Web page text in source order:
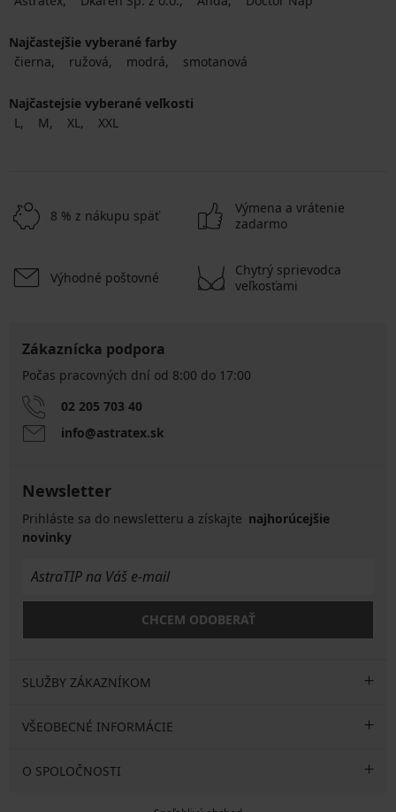
Najčastejšie vyberané farby
čierna
ružová modrá smotanová
Najčastejsie vyberané veľkosti
L
M XL XXL
8 % z nákupu späť
Výmena a vrátenie
zadarmo
Výhodné poštovné
Chytrý sprievodca
veľkosťami
Zákaznícka podpora
Počas pracovných dní od 8:00 do 17:00
02 205 703 40
info@astratex.sk
Newsletter
Prihláste sa do newsletteru a získajte najhorúcejšie
novinky
CHCEM ODOBERAŤ
SLUŽBY ZÁKAZNÍKOM
VŠEOBECNÉ INFORMÁCIE
O SPOLOČNOSTI